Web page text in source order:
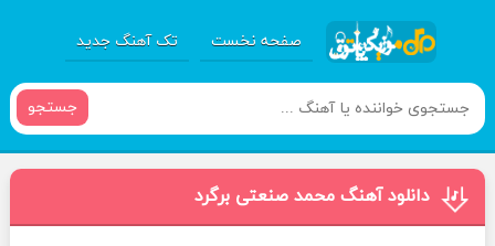
صفحه نخست تک آهنگ جدید
جستجو
دانلود آهنگ محمد صنعتی برگرد